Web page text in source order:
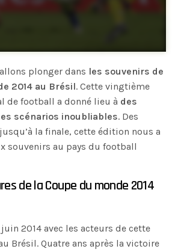
plonger dans les souvenirs de
2014 au Brésil. Cette vingtième
de football a donné lieu à des
scénarios inoubliables. Des
la finale, cette édition nous a
souvenirs au pays du football
de la Coupe du monde 2014
2014 avec les acteurs de cette
Brésil. Quatre ans après la victoire